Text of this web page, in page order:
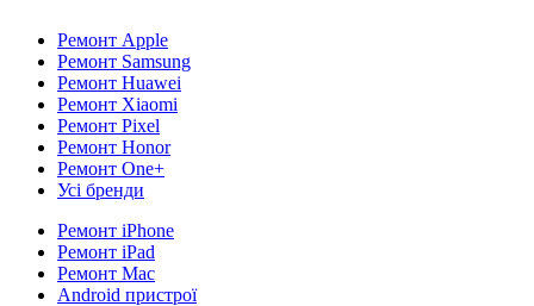
Ремонт Apple
Ремонт Samsung
Ремонт Huawei
Ремонт Xiaomi
Ремонт Pixel
Ремонт Honor
Ремонт One+
Усі бренди
Ремонт iPhone
Ремонт iPad
Ремонт Mac
Android пристрої